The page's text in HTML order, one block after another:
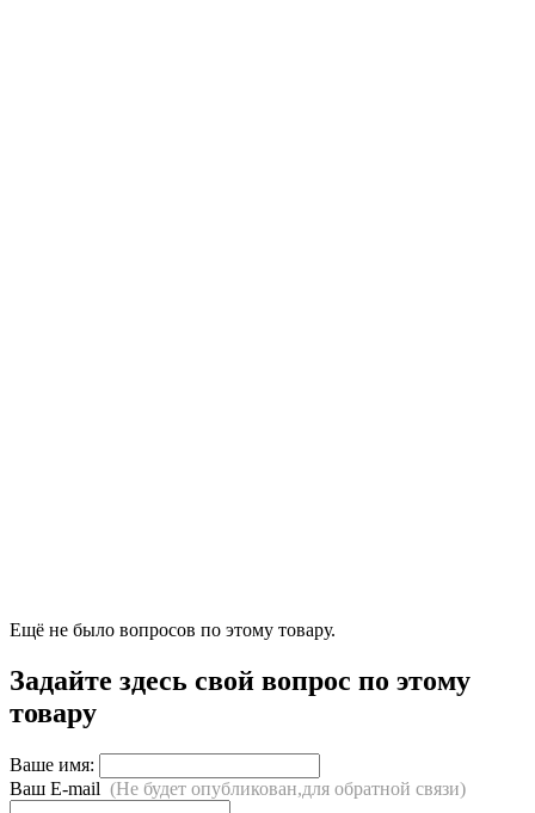
Ещё не было вопросов по этому товару.
Задайте здесь свой вопрос по этому
товару
Ваше имя:
Ваш E-mail (Не будет опубликован,для обратной связи)